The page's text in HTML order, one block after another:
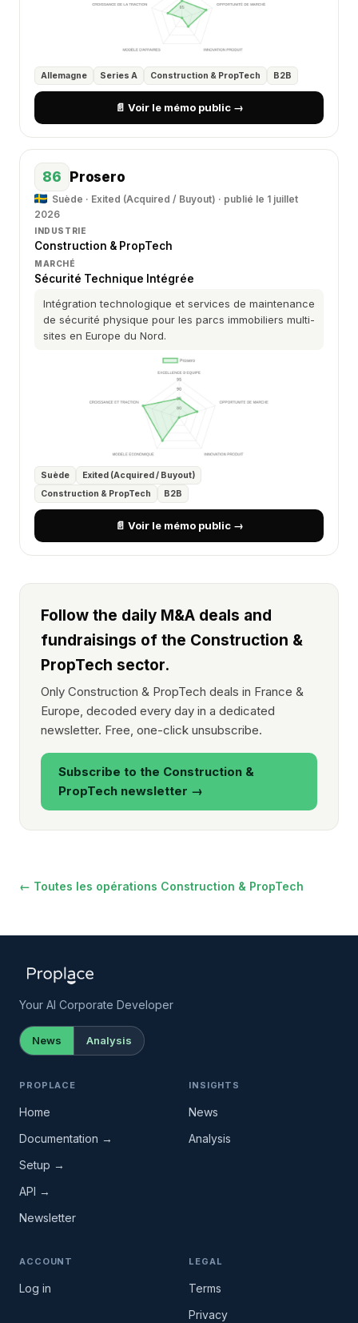
Allemagne Series A Construction & PropTech B2B
📄 Voir le mémo public →
86 Prosero
Suède · Exited (Acquired / Buyout) · publié le 1 juillet
2026
INDUSTRIE
Construction & PropTech
MARCHÉ
Sécurité Technique Intégrée
Intégration technologique et services de maintenance
de sécurité physique pour les parcs immobiliers multi-
sites en Europe du Nord.
Suède
Exited (Acquired / Buyout)
Construction & PropTech
B2B
📄 Voir le mémo public →
Follow the daily M&A deals and
fundraisings of the Construction &
PropTech sector.
Only Construction & PropTech deals in France &
Europe, decoded every day in a dedicated
newsletter. Free, one-click unsubscribe.
Subscribe to the Construction &
PropTech newsletter →
← Toutes les opérations Construction & PropTech
Your AI Corporate Developer
News Analysis
PROPLACE
Home
Documentation →
Setup →
API →
Newsletter
INSIGHTS
News
Analysis
ACCOUNT
Log in
LEGAL
Terms
Privacy